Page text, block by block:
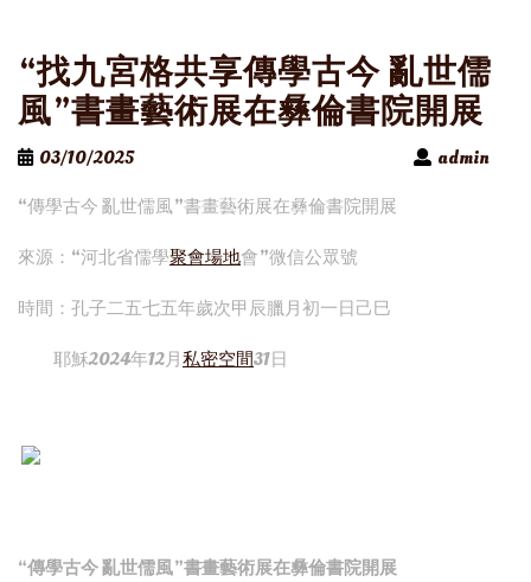
“找九宮格共享傳學古今 亂世儒
風”書畫藝術展在彝倫書院開展
03/10/2025
admin
“傳學古今 亂世儒風”書畫藝術展在彝倫書院開展
來源：“河北省儒學聚會場地會”微信公眾號
時間：孔子二五七五年歲次甲辰臘月初一日己巳
耶穌2024年12月私密空間31日
“傳學古今 亂世儒風”書畫藝術展在彝倫書院開展